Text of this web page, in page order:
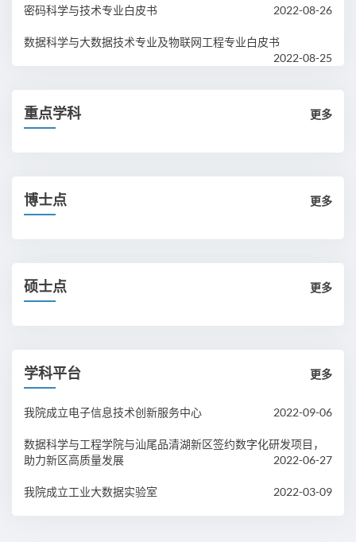
密码科学与技术专业白皮书 2022-08-26
数据科学与大数据技术专业及物联网工程专业白皮书
2022-08-25
重点学科 更多
博士点 更多
硕士点 更多
学科平台 更多
我院成立电子信息技术创新服务中心 2022-09-06
数据科学与工程学院与汕尾品清湖新区签约数字化研发项目，
助力新区高质量发展
2022-06-27
我院成立工业大数据实验室 2022-03-09